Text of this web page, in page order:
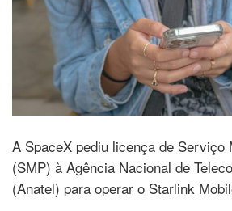
A SpaceX pediu licença de Serviço
(SMP) à Agência Nacional de
(Anatel) para operar o Starlink